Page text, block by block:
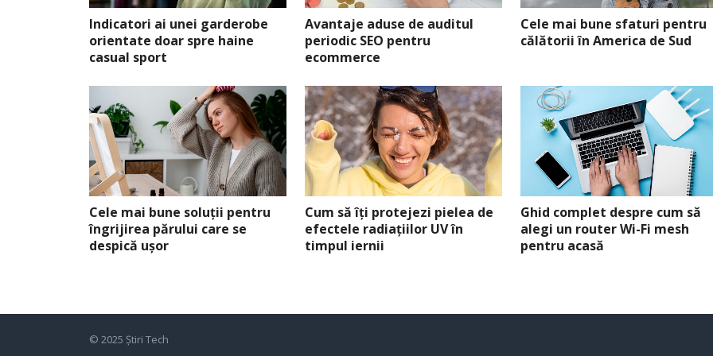
Indicatori ai unei garderobe
orientate doar spre haine
casual sport
Avantaje aduse de auditul
periodic SEO pentru
ecommerce
Cele mai bune sfaturi pentru
călătorii în America de Sud
Cele mai bune soluții pentru
îngrijirea părului care se
despică ușor
Cum să îți protejezi pielea de
efectele radiațiilor UV în
timpul iernii
Ghid complet despre cum să
alegi un router Wi-Fi mesh
pentru acasă
© 2025 Știri Tech